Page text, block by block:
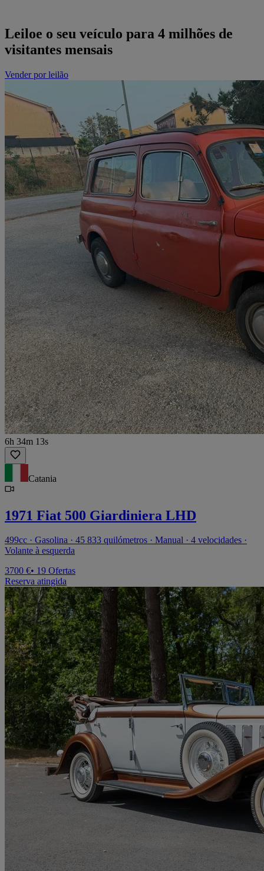
Leiloe o seu veículo para 4 milhões de
visitantes mensais
Vender por leilão
6h 34m 13s
Catania
1971 Fiat 500 Giardiniera LHD
499cc · Gasolina · 45 833 quilómetros · Manual · 4 velocidades ·
Volante à esquerda
3700 €• 19 Ofertas
Reserva atingida